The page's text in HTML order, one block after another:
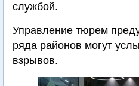
службой.
Управление тюрем
ряда районов могут
взрывов.